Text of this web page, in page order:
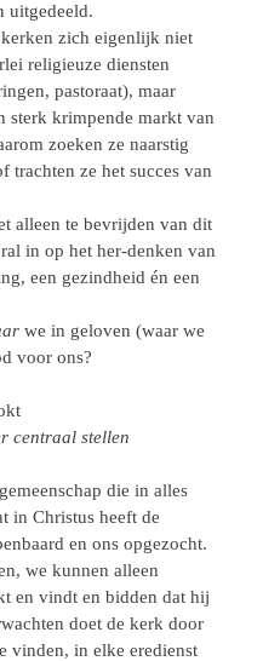
uitgedeeld.
zich eigenlijk niet
religieuze diensten
pastoraat), maar
sterk krimpende markt van
zoeken ze naarstig
trachten ze het succes van
alleen te bevrijden van dit
in op het her-denken van
een gezindheid én een
we in geloven (waar we
voor ons?
centraal stellen
die in alles
in Christus heeft de
en ons opgezocht.
we kunnen alleen
en vindt en bidden dat hij
doet de kerk door
vinden, in elke eredienst